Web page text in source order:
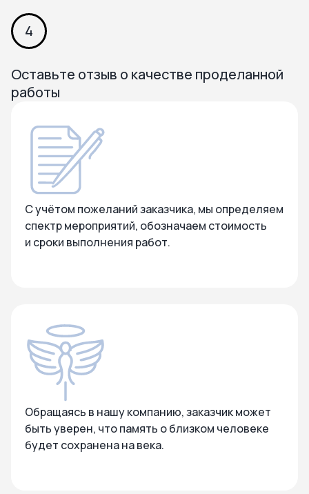
4
Оставьте отзыв о качестве проделанной
работы
С учётом пожеланий заказчика, мы определяем
спектр мероприятий, обозначаем стоимость
и сроки выполнения работ.
Обращаясь в нашу компанию, заказчик может
быть уверен, что память о близком человеке
будет сохранена на века.